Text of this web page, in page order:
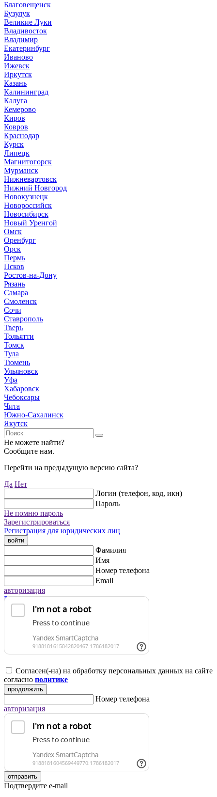
Благовещенск
Бузулук
Великие Луки
Владивосток
Владимир
Екатеринбург
Иваново
Ижевск
Иркутск
Казань
Калининград
Калуга
Кемерово
Киров
Ковров
Краснодар
Курск
Липецк
Магнитогорск
Мурманск
Нижневартовск
Нижний Новгород
Новокузнецк
Новороссийск
Новосибирск
Новый Уренгой
Омск
Оренбург
Орск
Пермь
Псков
Ростов-на-Дону
Рязань
Самара
Смоленск
Сочи
Ставрополь
Тверь
Тольятти
Томск
Тула
Тюмень
Ульяновск
Уфа
Хабаровск
Чебоксары
Чита
Южно-Сахалинск
Якутск
Не можете найти?
Сообщите нам.
Перейти на предыдущую версию сайта?
Да Нет
Логин (телефон, код, икн)
Пароль
Не помню пароль
Зарегистрироваться
Регистрация для юридических лиц
войти
Фамилия
Имя
Номер телефона
Email
авторизация
Регистрация для юридических лиц
Согласен(-на) на обработку персональных данных на сайте
согласно политике
продолжить
Номер телефона
авторизация
отправить
Подтвердите e-mail